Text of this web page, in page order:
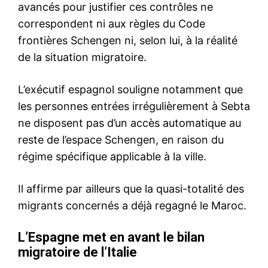
Insight Publications
Nous contacter
Formules d’abonnement